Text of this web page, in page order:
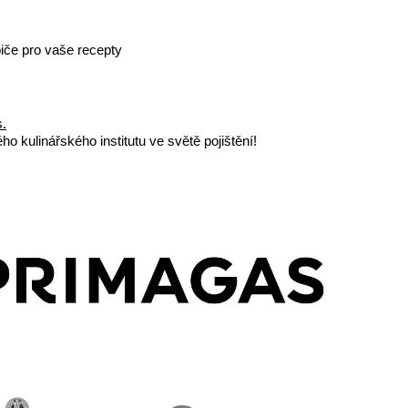
pro vaše recepty
kulinářského institutu ve světě pojištění!